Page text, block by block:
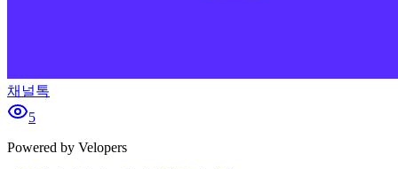
채널톡
5
Powered by Velopers